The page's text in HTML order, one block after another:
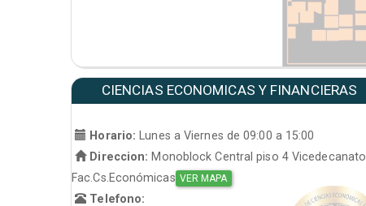
CIENCIAS ECONOMICAS Y FINANCIERAS
Horario:
Lunes a Viernes de 09:00 a 15:00
Direccion: Monoblock Central piso 4 Vicedecanato
Fac.Cs.Económicas VER MAPA
Telefono: